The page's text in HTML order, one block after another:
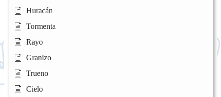
Huracán
Tormenta
Rayo
Granizo
Trueno
Cielo